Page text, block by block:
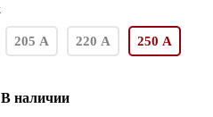
205 А 220 А 250 А
В наличии